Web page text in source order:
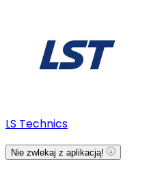
LS Technics
Nie zwlekaj z aplikacją!